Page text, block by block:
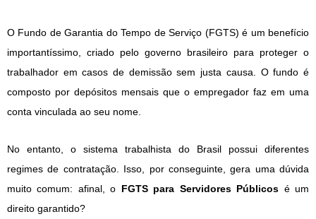
O Fundo de Garantia do Tempo de Serviço (FGTS) é um benefício
importantíssimo, criado pelo governo brasileiro para proteger o
trabalhador em casos de demissão sem justa causa. O fundo é
composto por depósitos mensais que o empregador faz em uma
conta vinculada ao seu nome.
No entanto, o sistema trabalhista do Brasil possui diferentes
regimes de contratação. Isso, por conseguinte, gera uma dúvida
muito comum: afinal, o FGTS para Servidores Públicos é um
direito garantido?